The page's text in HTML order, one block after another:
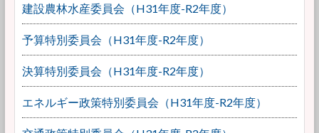
建設農林水産委員会（H31年度-R2年度）
予算特別委員会（H31年度-R2年度）
決算特別委員会（H31年度-R2年度）
エネルギー政策特別委員会（H31年度-R2年度）